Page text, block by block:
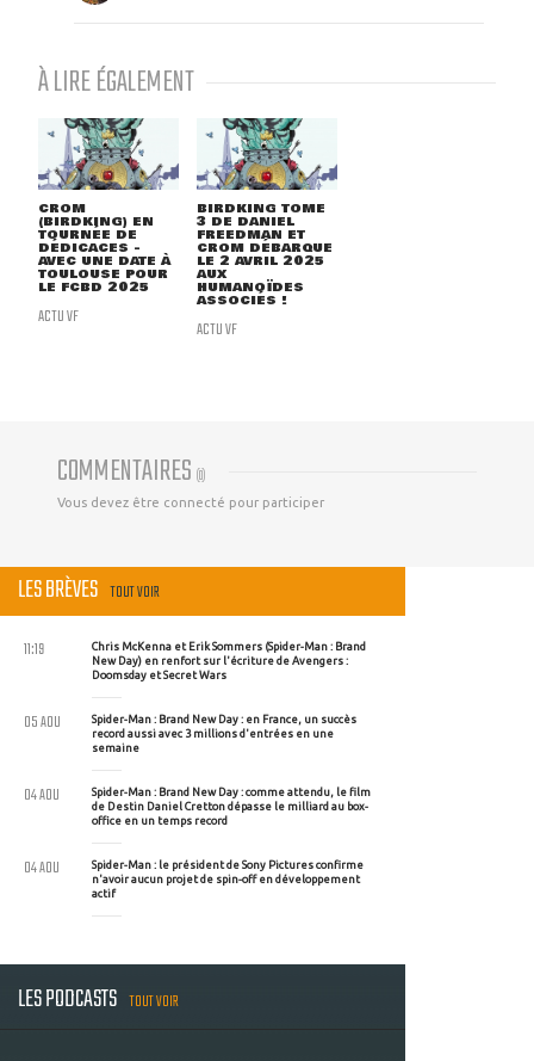
À LIRE ÉGALEMENT
CROM
(BIRDKING) EN
TOURNÉE DE
DÉDICACES -
AVEC UNE DATE À
TOULOUSE POUR
LE FCBD 2025
ACTU VF
BIRDKING TOME
3 DE DANIEL
FREEDMAN ET
CROM DÉBARQUE
LE 2 AVRIL 2025
AUX
HUMANOÏDES
ASSOCIÉS !
ACTU VF
COMMENTAIRES (0)
Vous devez être connecté pour participer
LES BRÈVES TOUT VOIR
Chris McKenna et Erik Sommers (Spider-Man : Brand
New Day) en renfort sur l'écriture de Avengers :
Doomsday et Secret Wars
11:19
Spider-Man : Brand New Day : en France, un succès
record aussi avec 3 millions d'entrées en une
semaine
05 AOU
Spider-Man : Brand New Day : comme attendu, le film
de Destin Daniel Cretton dépasse le milliard au box-
office en un temps record
04 AOU
Spider-Man : le président de Sony Pictures confirme
n'avoir aucun projet de spin-off en développement
actif
04 AOU
LES PODCASTS TOUT VOIR